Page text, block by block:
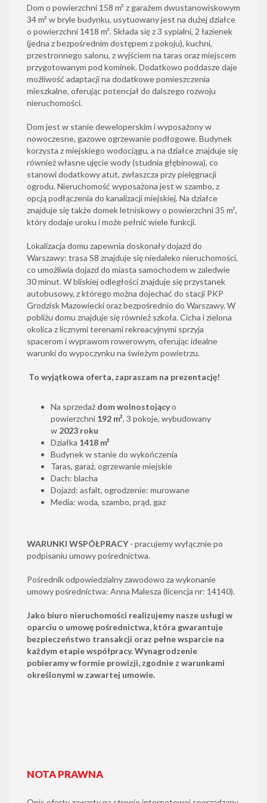
Dom o powierzchni 158 m² z garażem dwustanowiskowym
34 m² w bryle budynku, usytuowany jest na dużej działce
o powierzchni 1418 m². Składa się z 3 sypialni, 2 łazienek
(jedna z bezpośrednim dostępem z pokoju), kuchni,
przestronnego salonu, z wyjściem na taras oraz miejscem
przygotowanym pod kominek. Dodatkowo poddasze daje
możliwość adaptacji na dodatkowe pomieszczenia
mieszkalne, oferując potencjał do dalszego rozwoju
nieruchomości.
Dom jest w stanie deweloperskim i wyposażony w
nowoczesne, gazowe ogrzewanie podłogowe. Budynek
korzysta z miejskiego wodociągu, a na działce znajduje się
również własne ujęcie wody (studnia głębinowa), co
stanowi dodatkowy atut, zwłaszcza przy pielęgnacji
ogrodu. Nieruchomość wyposażona jest w szambo, z
opcją podłączenia do kanalizacji miejskiej. Na działce
znajduje się także domek letniskowy o powierzchni 35 m²,
który dodaje uroku i może pełnić wiele funkcji.
Lokalizacja domu zapewnia doskonały dojazd do
Warszawy: trasa S8 znajduje się niedaleko nieruchomości,
co umożliwia dojazd do miasta samochodem w zaledwie
30 minut. W bliskiej odległości znajduje się przystanek
autobusowy, z którego można dojechać do stacji PKP
Grodzisk Mazowiecki oraz bezpośrednio do Warszawy. W
pobliżu domu znajduje się również szkoła. Cicha i zielona
okolica z licznymi terenami rekreacyjnymi sprzyja
spacerom i wyprawom rowerowym, oferując idealne
warunki do wypoczynku na świeżym powietrzu.
To wyjątkowa oferta, zapraszam na prezentację!
Na sprzedaż dom wolnostojącyo
powierzchni 192 m², 3 pokoje, wybudowany
w 2023 roku
Działka 1418 m²
Budynek w stanie do wykończenia
Taras, garaż, ogrzewanie miejskie
Dach: blacha
Dojazd: asfalt, ogrodzenie: murowane
Media: woda, szambo, prąd, gaz
WARUNKI WSPÓŁPRACY- pracujemy wyłącznie po
podpisaniu umowy pośrednictwa.
Pośrednik odpowiedzialny zawodowo za wykonanie
umowy pośrednictwa: Anna Malesza (licencja nr: 14140).
Jako biuro nieruchomości realizujemy nasze usługi w
oparciu o umowę pośrednictwa, która gwarantuje
bezpieczeństwo transakcji oraz pełne wsparcie na
każdym etapie współpracy. Wynagrodzenie
pobieramy w formie prowizji, zgodnie z warunkami
określonymi w zawartej umowie.
NOTA PRAWNA